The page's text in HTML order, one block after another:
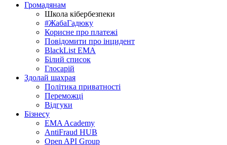
Громадянам
Школа кібербезпеки
#ЖабаГадюку
Корисне про платежі
Повідомити про інцидент
BlackList EMA
Білий список
Глосарій
Здолай шахрая
Політика приватності
Переможцi
Відгуки
Бізнесу
EMA Academy
AntiFraud HUB
Open API Group